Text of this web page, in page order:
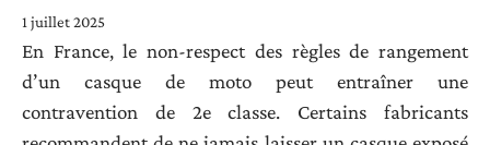
1 juillet 2025
En France, le non-respect des règles de rangement
d’un casque de moto peut entraîner une
contravention de 2e classe. Certains fabricants